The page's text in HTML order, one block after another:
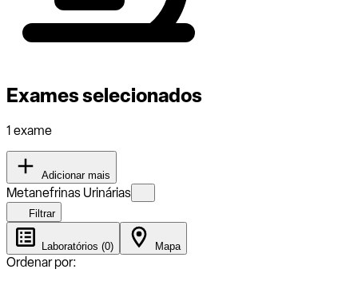
Exames selecionados
1 exame
Adicionar mais
Metanefrinas Urinárias
Filtrar
Laboratórios (0) Mapa
Ordenar por: